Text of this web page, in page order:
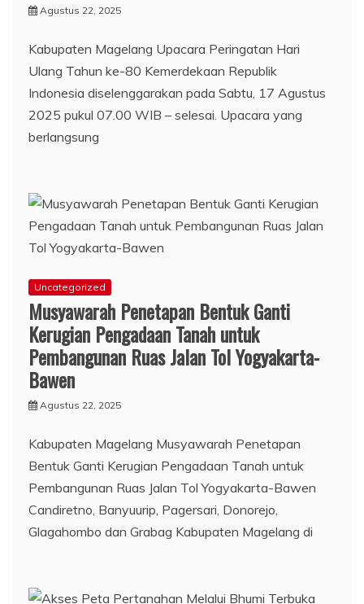
Agustus 22, 2025
Kabupaten Magelang Upacara Peringatan Hari
Ulang Tahun ke-80 Kemerdekaan Republik
Indonesia diselenggarakan pada Sabtu, 17 Agustus
2025 pukul 07.00 WIB – selesai. Upacara yang
berlangsung
Uncategorized
Musyawarah Penetapan Bentuk Ganti
Kerugian Pengadaan Tanah untuk
Pembangunan Ruas Jalan Tol Yogyakarta-
Bawen
Agustus 22, 2025
Kabupaten Magelang Musyawarah Penetapan
Bentuk Ganti Kerugian Pengadaan Tanah untuk
Pembangunan Ruas Jalan Tol Yogyakarta-Bawen
Candiretno, Banyuurip, Pagersari, Donorejo,
Glagahombo dan Grabag Kabupaten Magelang di